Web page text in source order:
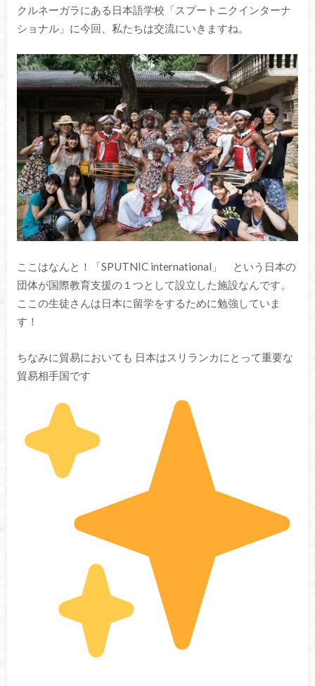
クルネーガラにある日本語学校「スプートニクインターナ
ショナル」に今回、私たちは交流にいきますね。
ここはなんと！「SPUTNIC international」 という日本の
団体が国際教育支援の１つとして設立した施設なんです。
ここの生徒さんは日本に留学をするために勉強していま
す！
ちなみに貿易においても 日本はスリランカにとって重要な
貿易相手国です